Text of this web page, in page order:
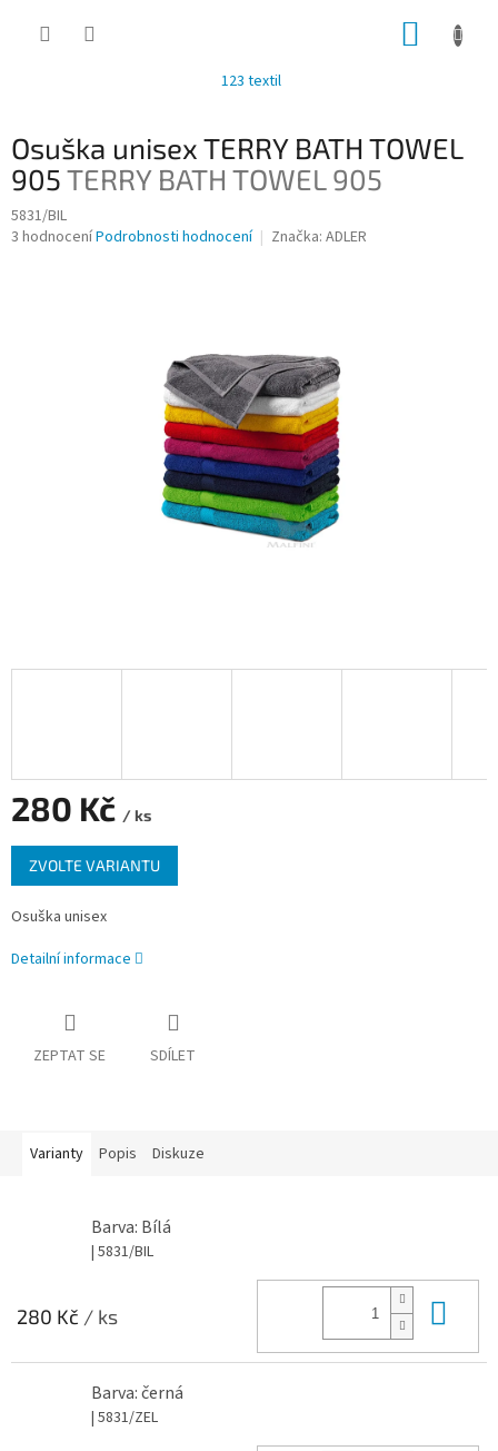
123 textil
Osuška unisex TERRY BATH TOWEL
905TERRY BATH TOWEL 905
5831/BIL
Průměrné
3 hodnoceníPodrobnosti hodnocení Značka: ADLER
280 Kč / ks
Měrná
cena:
ZVOLTE VARIANTU
Osuška unisex
Detailní informace
ZEPTAT SE SDÍLET
Varianty Popis Diskuze
Barva: Bílá
| 5831/BIL
280 Kč / ks
Barva: černá
| 5831/ZEL